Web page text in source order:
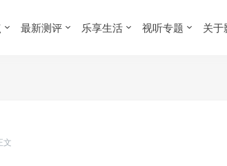
最新测评 乐享生活 视听专题 关于
文